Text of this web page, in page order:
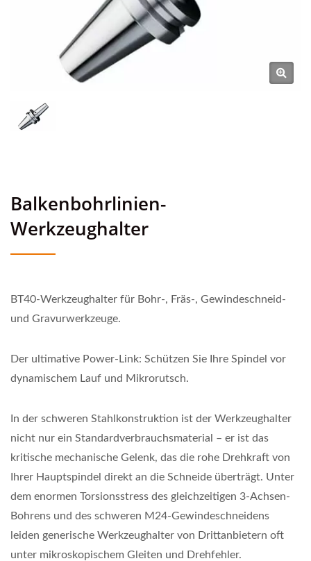
Balkenbohrlinien-
Werkzeughalter
BT40-Werkzeughalter für Bohr-, Fräs-, Gewindeschneid-
und Gravurwerkzeuge.
Der ultimative Power-Link: Schützen Sie Ihre Spindel vor
dynamischem Lauf und Mikrorutsch.
In der schweren Stahlkonstruktion ist der Werkzeughalter
nicht nur ein Standardverbrauchsmaterial – er ist das
kritische mechanische Gelenk, das die rohe Drehkraft von
Ihrer Hauptspindel direkt an die Schneide überträgt. Unter
dem enormen Torsionsstress des gleichzeitigen 3-Achsen-
Bohrens und des schweren M24-Gewindeschneidens
leiden generische Werkzeughalter von Drittanbietern oft
unter mikroskopischem Gleiten und Drehfehler.